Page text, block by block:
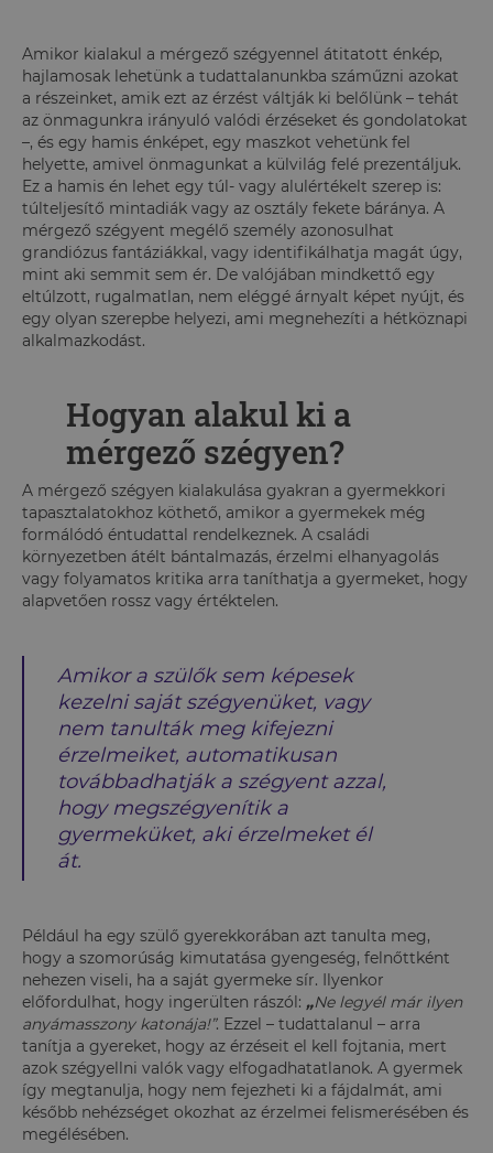
Amikor kialakul a mérgező szégyennel átitatott énkép,
hajlamosak lehetünk a tudattalanunkba száműzni azokat
a részeinket, amik ezt az érzést váltják ki belőlünk – tehát
az önmagunkra irányuló valódi érzéseket és gondolatokat
–, és egy hamis énképet, egy maszkot vehetünk fel
helyette, amivel önmagunkat a külvilág felé prezentáljuk.
Ez a hamis én lehet egy túl- vagy alulértékelt szerep is:
túlteljesítő mintadiák vagy az osztály fekete báránya. A
mérgező szégyent megélő személy azonosulhat
grandiózus fantáziákkal, vagy identifikálhatja magát úgy,
mint aki semmit sem ér. De valójában mindkettő egy
eltúlzott, rugalmatlan, nem eléggé árnyalt képet nyújt, és
egy olyan szerepbe helyezi, ami megnehezíti a hétköznapi
alkalmazkodást.
Hogyan alakul ki a
mérgező szégyen?
A mérgező szégyen kialakulása gyakran a gyermekkori
tapasztalatokhoz köthető, amikor a gyermekek még
formálódó éntudattal rendelkeznek. A családi
környezetben átélt bántalmazás, érzelmi elhanyagolás
vagy folyamatos kritika arra taníthatja a gyermeket, hogy
alapvetően rossz vagy értéktelen.
Amikor a szülők sem képesek
kezelni saját szégyenüket, vagy
nem tanulták meg kifejezni
érzelmeiket, automatikusan
továbbadhatják a szégyent azzal,
hogy megszégyenítik a
gyermeküket, aki érzelmeket él
át.
Például ha egy szülő gyerekkorában azt tanulta meg,
hogy a szomorúság kimutatása gyengeség, felnőttként
nehezen viseli, ha a saját gyermeke sír. Ilyenkor
előfordulhat, hogy ingerülten rászól: „Ne legyél már ilyen
anyámasszony katonája!”. Ezzel – tudattalanul – arra
tanítja a gyereket, hogy az érzéseit el kell fojtania, mert
azok szégyellni valók vagy elfogadhatatlanok. A gyermek
így megtanulja, hogy nem fejezheti ki a fájdalmát, ami
később nehézséget okozhat az érzelmei felismerésében és
megélésében.